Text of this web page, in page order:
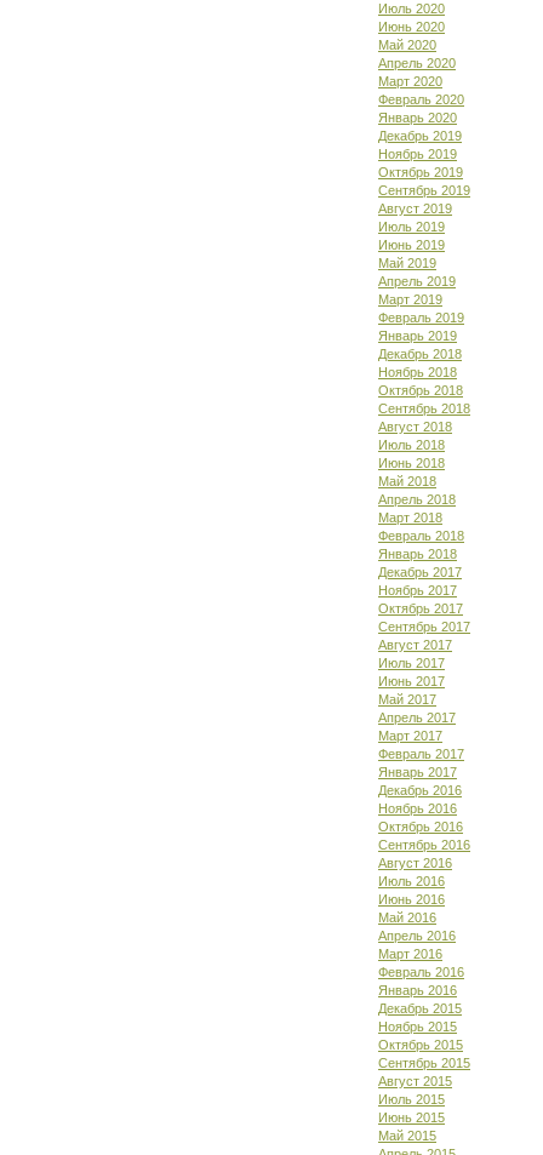
Июль 2020
Июнь 2020
Май 2020
Апрель 2020
Март 2020
Февраль 2020
Январь 2020
Декабрь 2019
Ноябрь 2019
Октябрь 2019
Сентябрь 2019
Август 2019
Июль 2019
Июнь 2019
Май 2019
Апрель 2019
Март 2019
Февраль 2019
Январь 2019
Декабрь 2018
Ноябрь 2018
Октябрь 2018
Сентябрь 2018
Август 2018
Июль 2018
Июнь 2018
Май 2018
Апрель 2018
Март 2018
Февраль 2018
Январь 2018
Декабрь 2017
Ноябрь 2017
Октябрь 2017
Сентябрь 2017
Август 2017
Июль 2017
Июнь 2017
Май 2017
Апрель 2017
Март 2017
Февраль 2017
Январь 2017
Декабрь 2016
Ноябрь 2016
Октябрь 2016
Сентябрь 2016
Август 2016
Июль 2016
Июнь 2016
Май 2016
Апрель 2016
Март 2016
Февраль 2016
Январь 2016
Декабрь 2015
Ноябрь 2015
Октябрь 2015
Сентябрь 2015
Август 2015
Июль 2015
Июнь 2015
Май 2015